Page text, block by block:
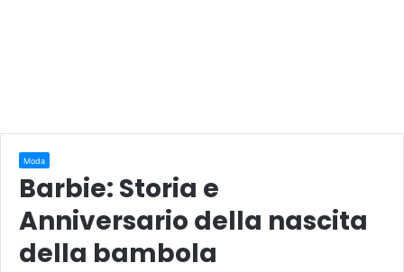
Moda
Barbie: Storia e
Anniversario della nascita
della bambola